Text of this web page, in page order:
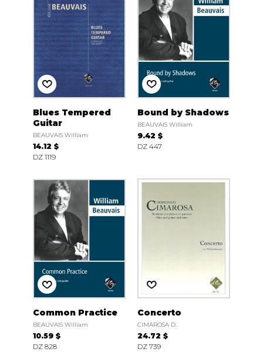
Blues Tempered
Guitar
BEAUVAIS William
14.12 $
DZ 1119
Bound by Shadows
BEAUVAIS William
9.42 $
DZ 447
Common Practice
BEAUVAIS William
10.59 $
DZ 828
Concerto
CIMAROSA D.
24.72 $
DZ 739